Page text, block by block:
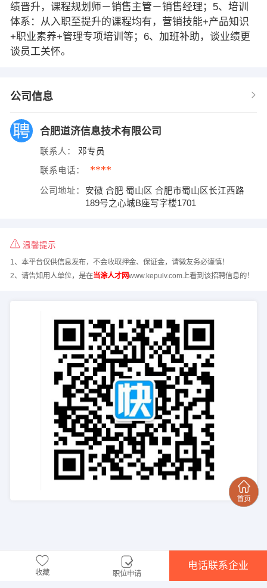
绩晋升，课程规划师－销售主管－销售经理；5、培训
体系：从入职至提升的课程均有，营销技能+产品知识
+职业素养+管理专项培训等；6、加班补助，谈业绩更
谈员工关怀。
公司信息
合肥道济信息技术有限公司
联系人： 邓专员
联系电话： ****
公司地址：
安徽 合肥 蜀山区 合肥市蜀山区长江西路
189号之心城B座写字楼1701
温馨提示
1、本平台仅供信息发布，不会收取押金、保证金，请微友务必谨慎！
2、请告知用人单位，是在当涂人才网www.kepulv.com上看到该招聘信息的！
收藏 职位申请
电话联系企业